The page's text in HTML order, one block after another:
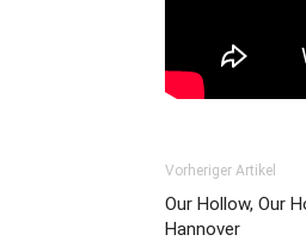
Vorheriger Artikel
Our Hollow, Our
Hannover